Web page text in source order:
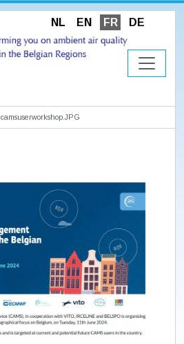
NL EN FR DE
camsuserworkshop.JPG